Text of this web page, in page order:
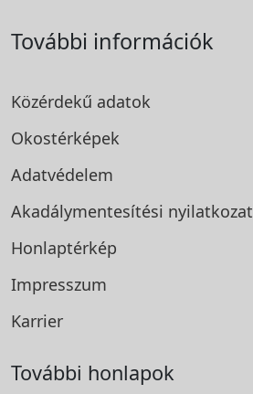
További információk
Közérdekű adatok
Okostérképek
Adatvédelem
Akadálymentesítési nyilatkozat
Honlaptérkép
Impresszum
Karrier
További honlapok